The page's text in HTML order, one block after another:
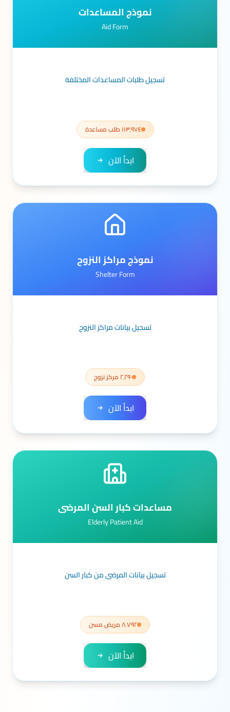
نموذج المساعدات
Aid Form
تسجيل طلبات المساعدات المختلفة
١١٣٬٩٧٤ طلب مساعدة
ابدأ الآن
نموذج مراكز النزوح
Shelter Form
تسجيل بيانات مراكز النزوح
٢٬٢٩٠ مركز نزوح
ابدأ الآن
مساعدات كبار السن المرضى
Elderly Patient Aid
تسجيل بيانات المرضى من كبار السن
٨٬٧٩٢ مريض مسن
ابدأ الآن